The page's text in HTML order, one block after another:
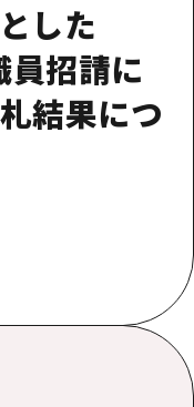
した
招請に
結果につ